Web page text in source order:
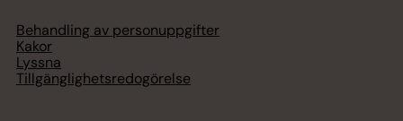
Behandling av personuppgifter
Kakor
Lyssna
Tillgänglighetsredogörelse